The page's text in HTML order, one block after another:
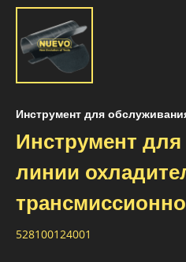
Инструмент для
Инструмент
линии
528100124001